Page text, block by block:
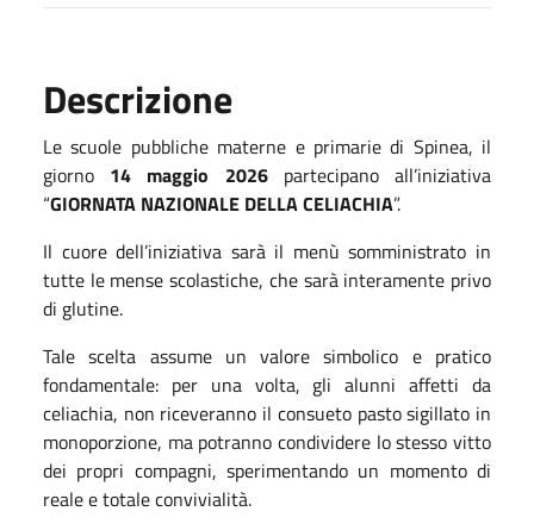
Descrizione
Le scuole pubbliche materne e primarie di Spinea, il
giorno 14 maggio 2026partecipano all’iniziativa
“GIORNATA NAZIONALE DELLA CELIACHIA”.
Il cuore dell’iniziativa sarà il menù somministrato in
tutte le mense scolastiche, che sarà interamente privo
di glutine.
Tale scelta assume un valore simbolico e pratico
fondamentale: per una volta, gli alunni affetti da
celiachia, non riceveranno il consueto pasto sigillato in
monoporzione, ma potranno condividere lo stesso vitto
dei propri compagni, sperimentando un momento di
reale e totale convivialità.